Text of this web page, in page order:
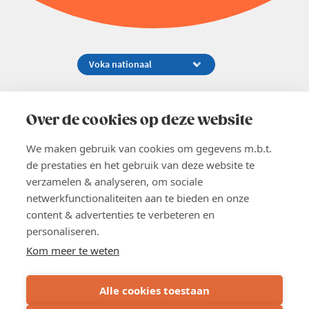
Over de cookies op deze website
We maken gebruik van cookies om gegevens m.b.t.
de prestaties en het gebruik van deze website te
verzamelen & analyseren, om sociale
netwerkfunctionaliteiten aan te bieden en onze
content & advertenties te verbeteren en
personaliseren.
Kom meer te weten
Alle cookies toestaan
02 229 81 11
EN
Word lid
Voka 2026